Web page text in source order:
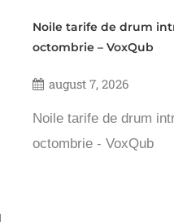
Noile tarife de drum
octombrie – VoxQub
august 7, 2026
Noile tarife de drum
octombrie - VoxQub